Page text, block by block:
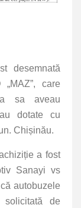
desemnată
care
sa aveau
dotate cu
Chișinău.
a fost
Sanayi vs
autobuzele
de